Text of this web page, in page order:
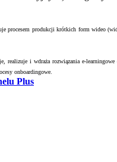
procesem produkcji krótkich form wideo
realizuje i wdraża rozwiązania e-
onboardingowe.
Plus